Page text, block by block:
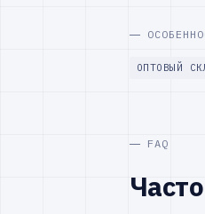
ОПТОВЫЙ
FAQ